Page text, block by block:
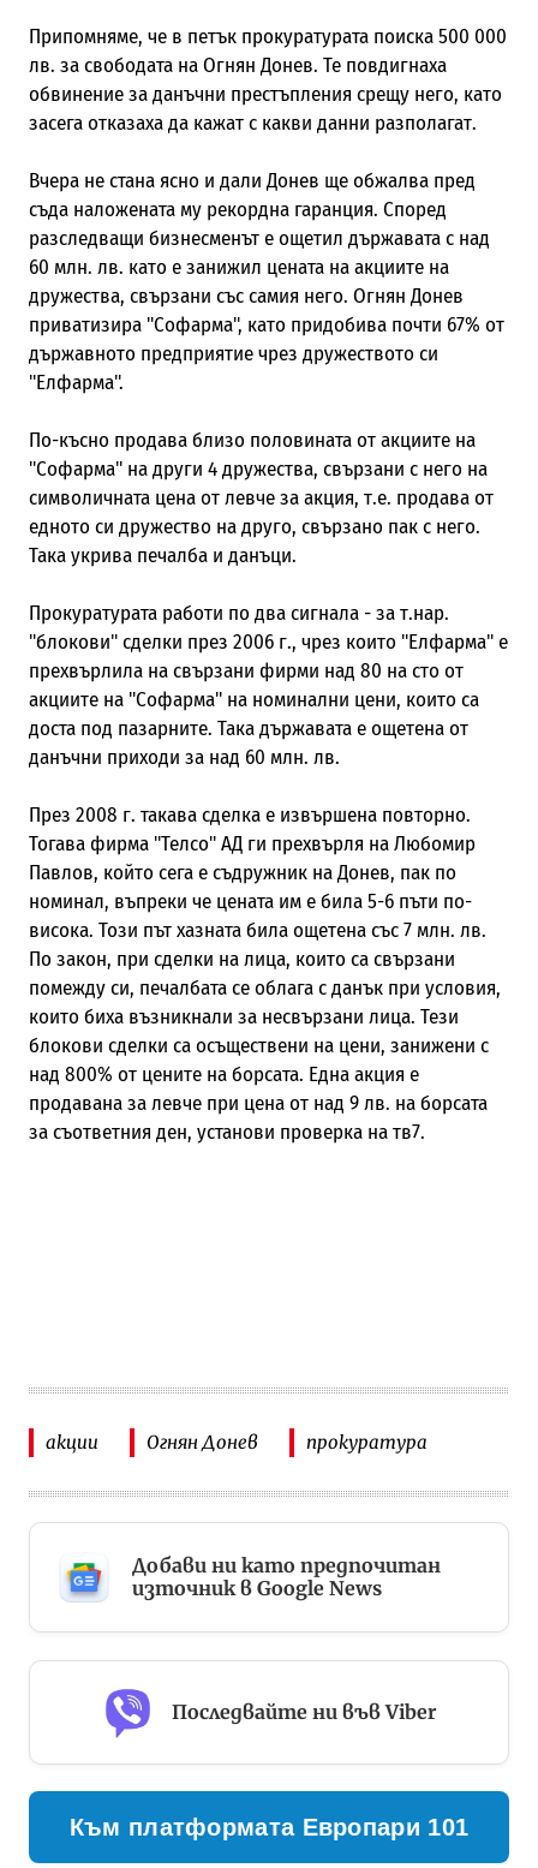
Припомняме, че в петък прокуратурата поиска 500 000
лв. за свободата на Огнян Донев. Те повдигнаха
обвинение за данъчни престъпления срещу него, като
засега отказаха да кажат с какви данни разполагат.
Вчера не стана ясно и дали Донев ще обжалва пред
съда наложената му рекордна гаранция. Според
разследващи бизнесменът е ощетил държавата с над
60 млн. лв. като е занижил цената на акциите на
дружества, свързани със самия него. Огнян Донев
приватизира "Софарма", като придобива почти 67% от
държавното предприятие чрез дружеството си
"Елфарма".
По-късно продава близо половината от акциите на
"Софарма" на други 4 дружества, свързани с него на
символичната цена от левче за акция, т.е. продава от
едното си дружество на друго, свързано пак с него.
Така укрива печалба и данъци.
Прокуратурата работи по два сигнала - за т.нар.
"блокови" сделки през 2006 г., чрез които "Елфарма" е
прехвърлила на свързани фирми над 80 на сто от
акциите на "Софарма" на номинални цени, които са
доста под пазарните. Така държавата е ощетена от
данъчни приходи за над 60 млн. лв.
През 2008 г. такава сделка е извършена повторно.
Тогава фирма "Телсо" АД ги прехвърля на Любомир
Павлов, който сега е съдружник на Донев, пак по
номинал, въпреки че цената им е била 5-6 пъти по-
висока. Този път хазната била ощетена със 7 млн. лв.
По закон, при сделки на лица, които са свързани
помежду си, печалбата се облага с данък при условия,
които биха възникнали за несвързани лица. Тези
блокови сделки са осъществени на цени, занижени с
над 800% от цените на борсата. Една акция е
продавана за левче при цена от над 9 лв. на борсата
за съответния ден, установи проверка на тв7.
акции Огнян Донев прокуратура
Добави ни като предпочитан
източник в Google News
Последвайте ни във Viber
Към платформата Европари 101